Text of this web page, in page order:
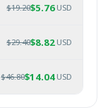
$19.20$5.76 USD
$29.40$8.82 USD
$46.80$14.04 USD